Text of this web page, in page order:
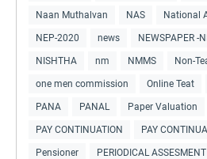
Naan Muthalvan NAS National
NEP-2020 news NEWSPAPER -
NISHTHA nm NMMS Non-
one men commission Online Teat
PANA PANAL Paper Valuation
PAY CONTINUATION PAY
Pensioner PERIODICAL ASSESMENT